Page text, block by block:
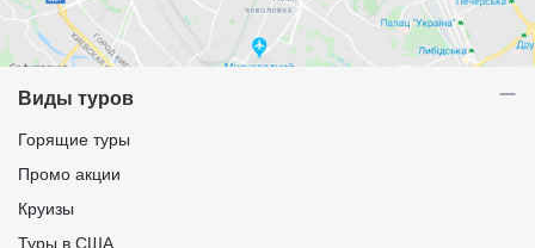
Виды туров
Горящие туры
Промо акции
Круизы
Туры в США